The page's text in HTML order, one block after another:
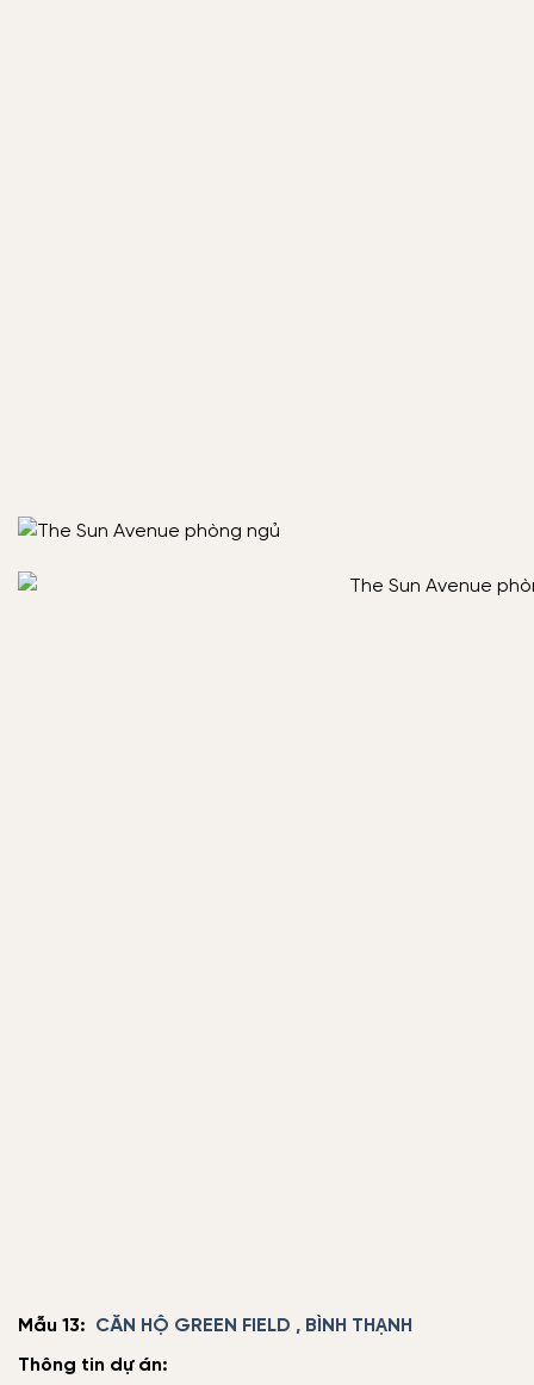
Mẫu 13: CĂN HỘ GREEN FIELD , BÌNH THẠNH
Thông tin dự án: